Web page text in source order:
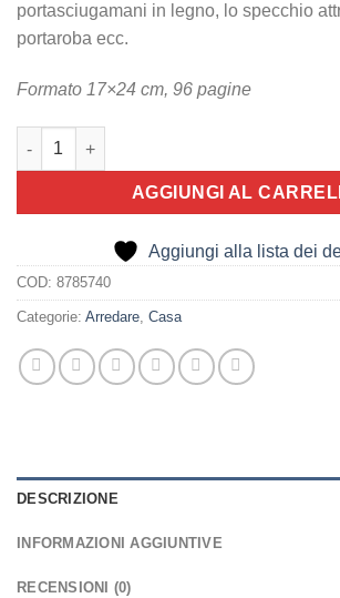
portasciugamani in legno, lo specchio
portaroba ecc.
Formato 17×24 cm, 96 pagine
Ricco bagno su misura quantità
AGGIUNGI AL
Aggiungi alla lista dei
COD: 8785740
Categorie: Arredare Casa
DESCRIZIONE
INFORMAZIONI AGGIUNTIVE
RECENSIONI (0)